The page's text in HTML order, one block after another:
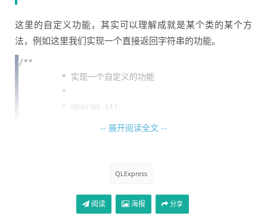
这里的自定义功能，其实可以理解成就是某个类的某个方
法，例如这里我们实现一个直接返回字符串的功能。
/**
环境中，我们一般会涉及到查数据库，或者做其他的什么操作。
		System.out.println("方法受到参
数: " + str);
-- 展开阅读全文 --
QLExpress
阅读 海报 分享